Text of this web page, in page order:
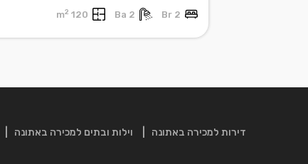
2 Br
2 Ba
120 m
2
דירות למכירה באתונה וילות ובתים למכירה באתונה